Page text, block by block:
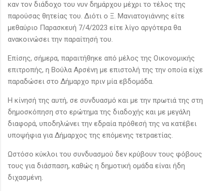
καν τον διάδοχο του νυν δημάρχου μέχρι το τέλος της
παρούσας θητείας του. Διότι ο Ξ. Μανιατογιάννης είτε
μεθαύριο Παρασκευή 7/4/2023 είτε λίγο αργότερα θα
ανακοινώσει την παραίτησή του.
Επίσης, σήμερα, παραιτήθηκε από μέλος της Οικονομικής
επιτροπής, η Βούλα Αρσένη με επιστολή της την οποία είχε
παραδώσει στο Δήμαρχο πριν μία εβδομάδα.
Η κίνησή της αυτή, σε συνδυασμό και με την πρωτιά της στη
δημοσκόπηση στο ερώτημα της διαδοχής και με μεγάλη
διαφορά, υποδηλώνει την εδραία πρόθεσή της να κατέβει
υποψήφια για Δήμαρχος της επόμενης τετραετίας.
Ωστόσο κύκλοι του συνδυασμού δεν κρύβουν τους φόβους
τους για διάσπαση, καθώς η δημοτική ομάδα είναι ήδη
διχασμένη.